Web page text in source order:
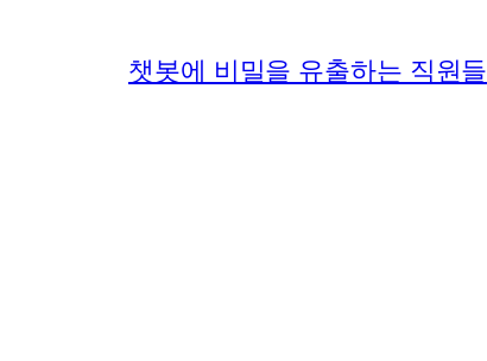
챗봇에 비밀을 유출하는 직원들